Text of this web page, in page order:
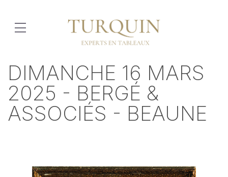
DIMANCHE 16 MARS
2025 - BERGÉ &
ASSOCIÉS - BEAUNE